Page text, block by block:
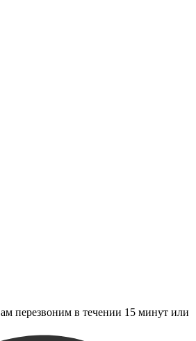
перезвоним в течении 15 минут или